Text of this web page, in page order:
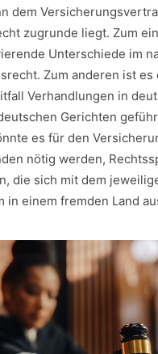
dem
zugrunde liegt. Zum
Unterschiede im
Zum anderen ist es
Verhandlungen in
Gerichten
es für den
nötig werden,
die sich mit dem
in einem fremden Land